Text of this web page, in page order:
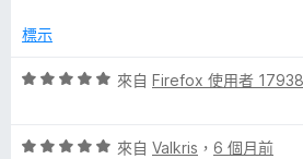
，
分
標示
評
分
來自 Firefox 使用者
評
來自 Valkris ， 6 個月前